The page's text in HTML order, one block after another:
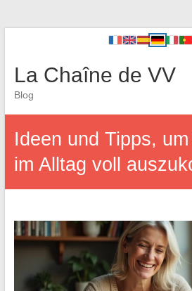
La Chaîne de VV
Blog
Ideen und Tipps,
im Alltag voll